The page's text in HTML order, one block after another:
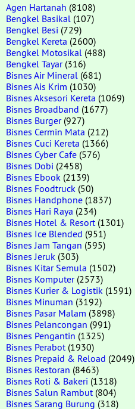
Agen Hartanah (8108)
Bengkel Basikal (107)
Bengkel Besi (729)
Bengkel Kereta (2600)
Bengkel Motosikal (488)
Bengkel Tayar(316)
Bisnes Air Mineral (681)
Bisnes Ais Krim (1030)
Bisnes Aksesori Kereta (1069)
Bisnes Broadband (1677)
Bisnes Burger(927)
Bisnes Cermin Mata (212)
Bisnes Cuci Kereta (1366)
Bisnes Cyber Cafe (576)
Bisnes Dobi (2458)
Bisnes Ebook (2139)
Bisnes Foodtruck (50)
Bisnes Handphone (1837)
Bisnes Hari Raya (234)
Bisnes Hotel & Resort (1301)
Bisnes Ice Blended (951)
Bisnes Jam Tangan (595)
Bisnes Jeruk (303)
Bisnes Kitar Semula (1502)
Bisnes Komputer(2573)
Bisnes Kurier & Logistik (1591)
Bisnes Minuman (3192)
Bisnes Pasar Malam (3898)
Bisnes Pelancongan (991)
Bisnes Pengantin (1325)
Bisnes Perabot (1930)
Bisnes Prepaid & Reload (2049)
Bisnes Restoran (8463)
Bisnes Roti & Bakeri (1318)
Bisnes Salun Rambut (804)
Bisnes Sarang Burung (318)